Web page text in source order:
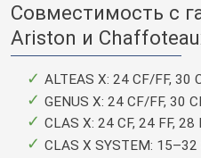
Совместимость с
Ariston и
ALTEAS X: 24 CF/FF, 30
GENUS X: 24 CF/FF, 30
CLAS X: 24 CF, 24 FF, 28
CLAS X SYSTEM: 15–32